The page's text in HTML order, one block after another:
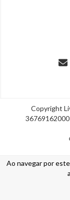
Ao navegar por
Copyright